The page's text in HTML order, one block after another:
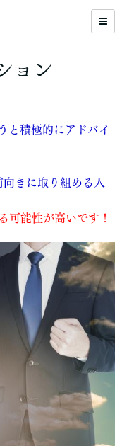
ョン
と積極的にアドバイ
きに取り組める人
可能性が高いです！